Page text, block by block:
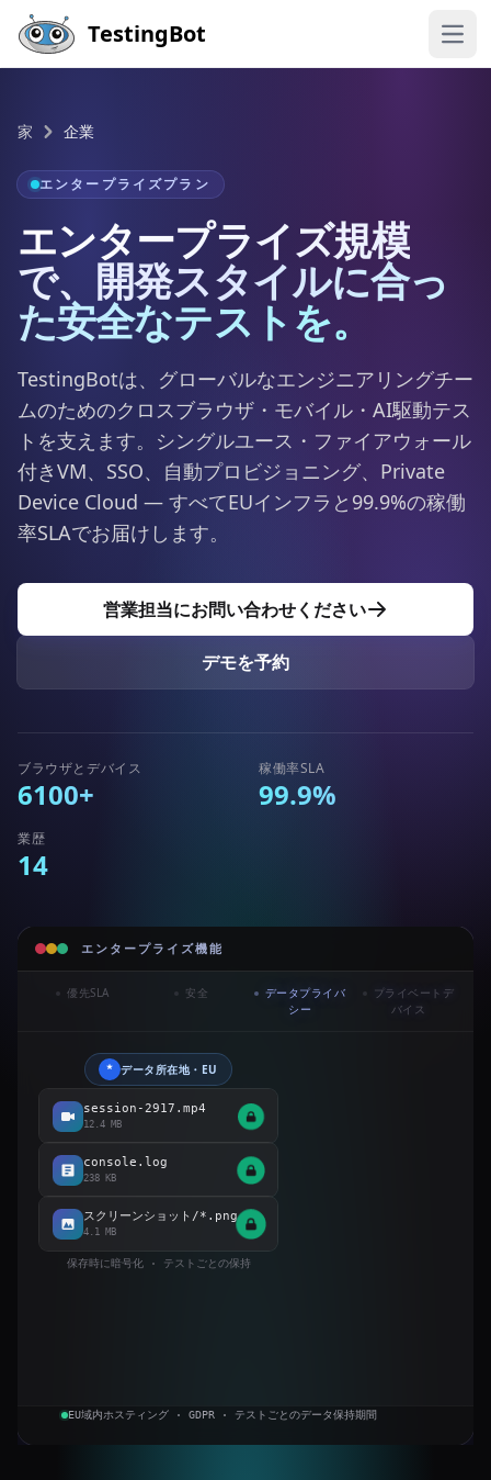
Skip to main content
TestingBot
家 企業
エンタープライズプラン
エンタープライズ規模
で、開発スタイルに合っ
た安全なテストを。
TestingBotは、グローバルなエンジニアリングチー
ムのためのクロスブラウザ・モバイル・AI駆動テス
トを支えます。シングルユース・ファイアウォール
付きVM、SSO、自動プロビジョニング、Private
Device Cloud — すべてEUインフラと99.9%の稼働
率SLAでお届けします。
営業担当にお問い合わせください
デモを予約
ブラウザとデバイス
6100+
稼働率SLA
99.9%
業歴
14
エンタープライズ機能
優先SLA 安全
データプライバ
シー
プライベートデ
バイス
応答 稼働時間SLA
INC-2917 · 2分以内に確認済み
あなたのネットワ
ーク
データ所在地・EU
session-2917.mp4
12.4 MB
console.log
238 KB
スクリーンショット/*.png
4.1 MB
保存時に暗号化 · テストごとの保持
予約済み
iPhone 17
iOS 26
予約済み 予約済み
Galaxy S26
Android 16
EU域内ホスティング · GDPR · テストごとのデータ保持期間